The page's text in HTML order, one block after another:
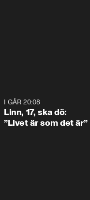
I GÅR 20:08
Linn, 17, ska dö:
”Livet är som det är”